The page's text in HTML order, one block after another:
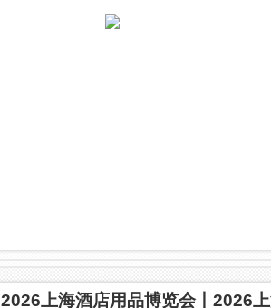
2026上海酒店用品博览会丨2026